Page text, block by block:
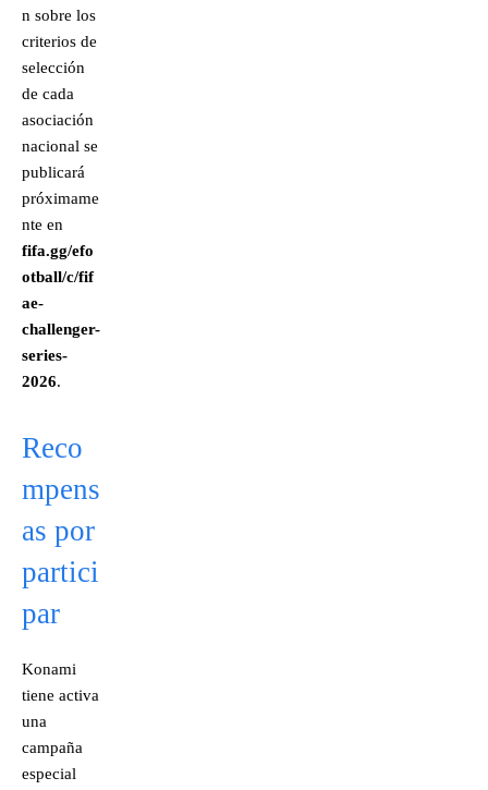
n sobre los
criterios de
selección
de cada
asociación
nacional se
publicará
próximame
nte en
fifa.gg/efo
otball/c/fif
ae-
challenger-
series-
2026.
Reco
mpens
as por
partici
par
Konami
tiene activa
una
campaña
especial